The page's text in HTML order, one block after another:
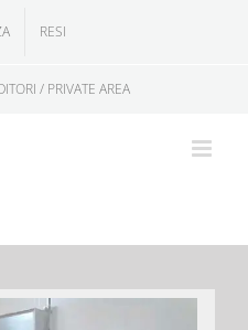
RESI
/ PRIVATE AREA